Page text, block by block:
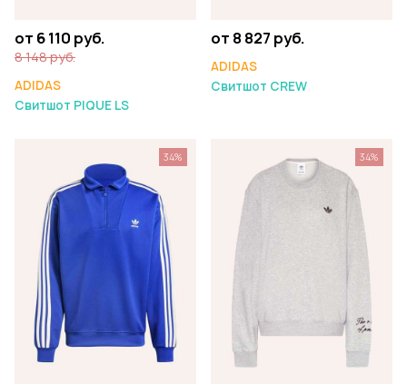
от 6 110 руб.
8 148 руб.
ADIDAS
Свитшот PIQUE LS
от 8 827 руб.
ADIDAS
Свитшот CREW
34% 34%